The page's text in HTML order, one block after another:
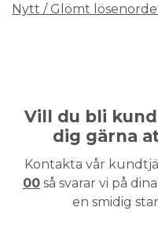
Nytt / Glömt
Vill du bli
dig gärna
Kontakta vår
00 så svarar vi på
en smidig